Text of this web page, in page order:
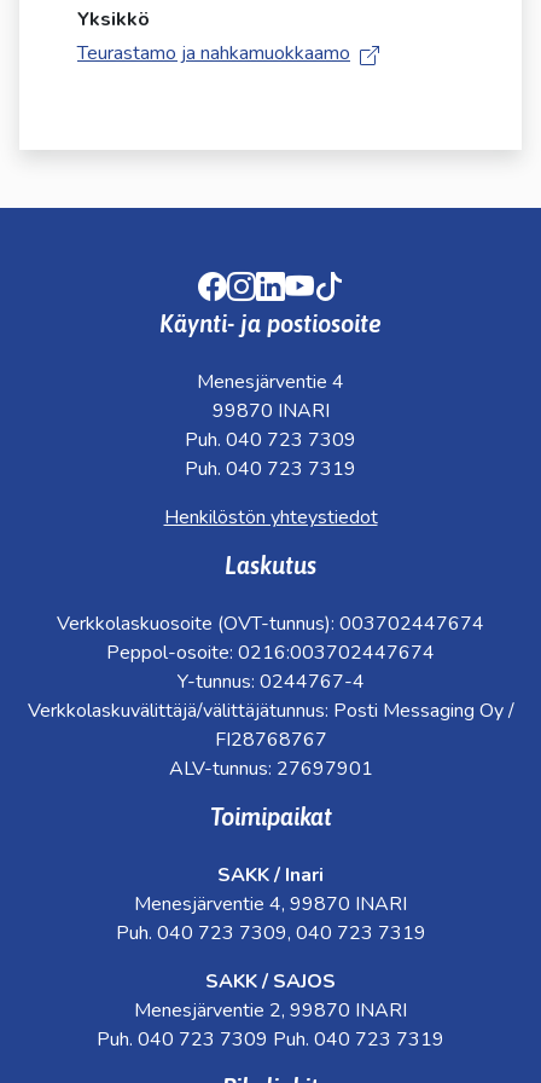
pyyhkäisyliikkeitä.
Yksikkö
Teurastamo ja nahkamuokkaamo
Facebook
Instagram
LinkedIn
Youtube
Käynti- ja postiosoite
Menesjärventie 4
99870 INARI
Puh. 040 723 7309
Puh. 040 723 7319
Henkilöstön yhteystiedot
Laskutus
Verkkolaskuosoite (OVT-tunnus): 003702447674
Peppol-osoite: 0216:003702447674
Y-tunnus: 0244767-4
Verkkolaskuvälittäjä/välittäjätunnus: Posti Messaging Oy /
FI28768767
ALV-tunnus: 27697901
Toimipaikat
SAKK / Inari
Menesjärventie 4, 99870 INARI
Puh. 040 723 7309, 040 723 7319
SAKK / SAJOS
Menesjärventie 2, 99870 INARI
Puh. 040 723 7309 Puh. 040 723 7319